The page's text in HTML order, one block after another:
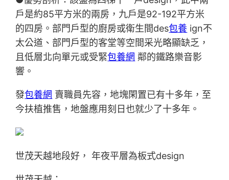
戶是約85平方米的兩房，九戶是92-192平方米
的四房。部門戶型的廚房或衛生間des包養 ign不
太公道、部門戶型的客堂等空間采光略顯缺乏，
且低層北向單元或受緊包養網 鄰的鐵路樂音影
響。
發包養網 賣職員先容，地塊閑置已有十多年，至
今扶植推售，地盤應用刻日也就少了十多年。
世茂天越地段好， 年夜平層為板式design